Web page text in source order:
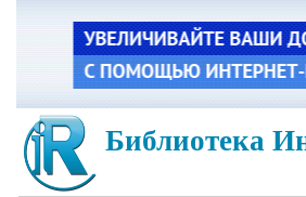
Библиотека